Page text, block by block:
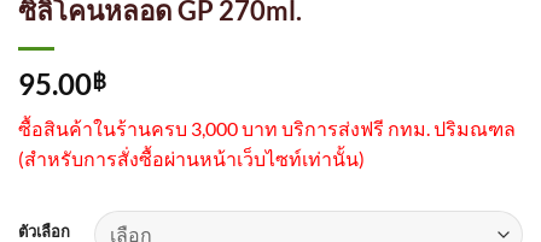
ซิลิโคนหลอด GP 270ml.
95.00฿
ซื้อสินค้าในร้านครบ 3,000 บาท บริการส่งฟรี กทม. ปริมณฑล
(สำหรับการสั่งซื้อผ่านหน้าเว็บไซท์เท่านั้น)
ตัวเลือก